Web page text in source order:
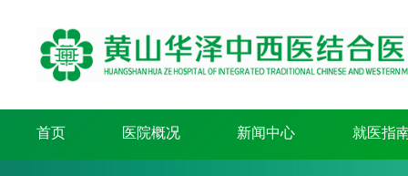
首页 医院概况 新闻中心 就医指